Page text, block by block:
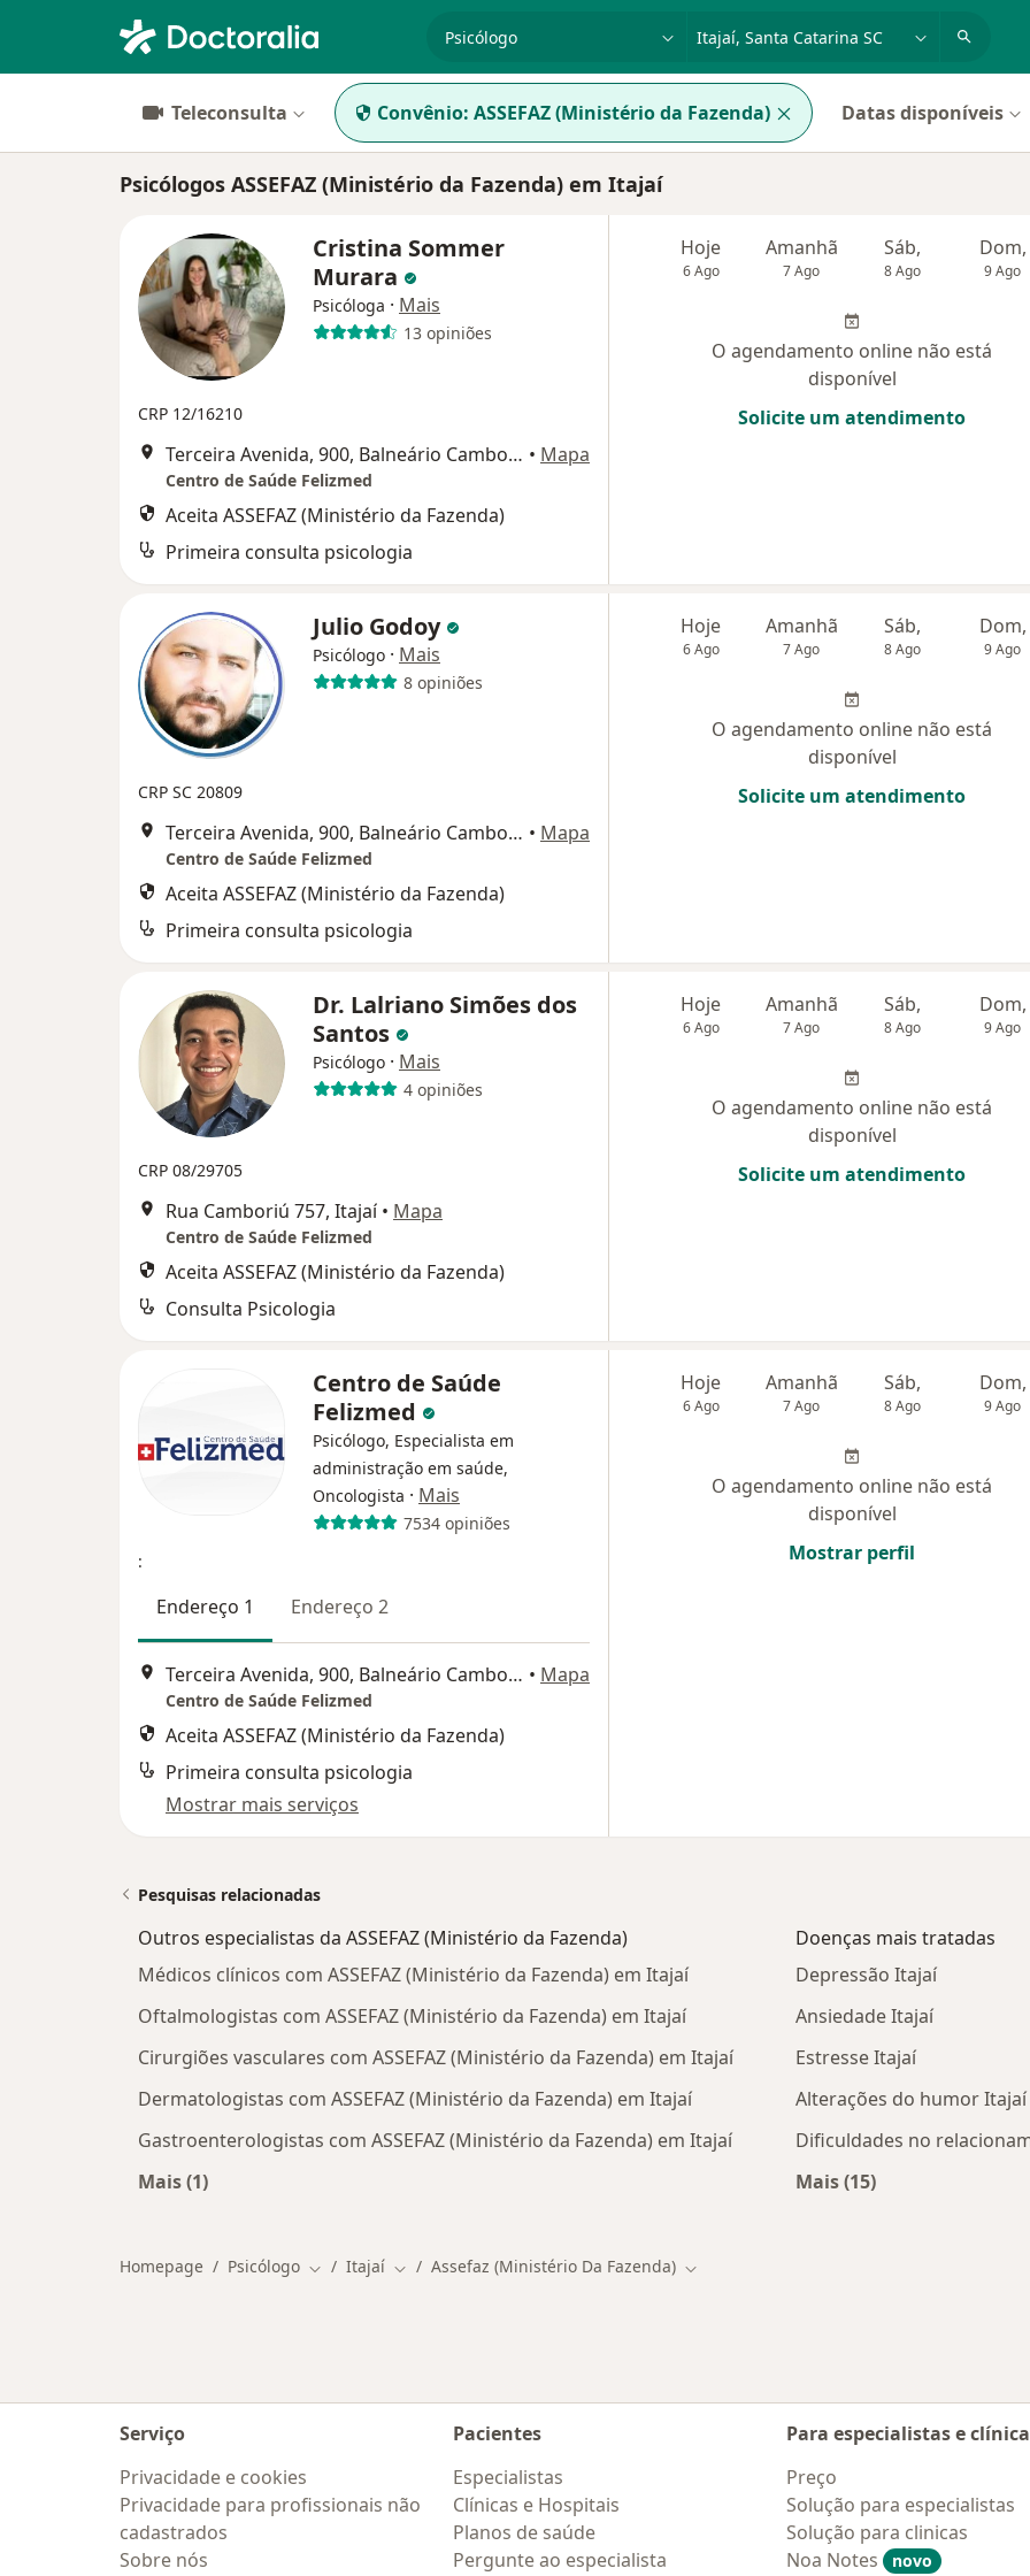
especialidade, doença ou nomecidade ou região
Teleconsulta Convênio: ASSEFAZ (Ministério da Fazenda) Datas disponíveis
Psicólogos ASSEFAZ (Ministério da Fazenda) em Itajaí
Cristina Sommer
Murara
Psicóloga · Mais
13 opiniões
CRP 12/16210
Terceira Avenida, 900, Balneário Camboriú • Mapa
Centro de Saúde Felizmed
Aceita ASSEFAZ (Ministério da Fazenda)
Primeira consulta psicologia
Hoje
6 Ago
Amanhã
7 Ago
Sáb,
8 Ago
Dom,
9 Ago
O agendamento online não está
disponível
Solicite um atendimento
Julio Godoy
Psicólogo · Mais
8 opiniões
CRP SC 20809
Terceira Avenida, 900, Balneário Camboriú • Mapa
Centro de Saúde Felizmed
Aceita ASSEFAZ (Ministério da Fazenda)
Primeira consulta psicologia
Hoje
6 Ago
Amanhã
7 Ago
Sáb,
8 Ago
Dom,
9 Ago
O agendamento online não está
disponível
Solicite um atendimento
Dr. Lalriano Simões dos
Santos
Psicólogo · Mais
4 opiniões
CRP 08/29705
Rua Camboriú 757, Itajaí • Mapa
Centro de Saúde Felizmed
Aceita ASSEFAZ (Ministério da Fazenda)
Consulta Psicologia
Hoje
6 Ago
Amanhã
7 Ago
Sáb,
8 Ago
Dom,
9 Ago
O agendamento online não está
disponível
Solicite um atendimento
Centro de Saúde
Felizmed
Psicólogo, Especialista em
administração em saúde,
Oncologista · Mais
7534 opiniões
:
Endereço 1 Endereço 2
Terceira Avenida, 900, Balneário Camboriú • Mapa
Centro de Saúde Felizmed
Aceita ASSEFAZ (Ministério da Fazenda)
Primeira consulta psicologia
Mostrar mais serviços
Hoje
6 Ago
Amanhã
7 Ago
Sáb,
8 Ago
Dom,
9 Ago
O agendamento online não está
disponível
Mostrar perfil
Pesquisas relacionadas
Outros especialistas da ASSEFAZ (Ministério da Fazenda)
Médicos clínicos com ASSEFAZ (Ministério da Fazenda) em Itajaí
Oftalmologistas com ASSEFAZ (Ministério da Fazenda) em Itajaí
Cirurgiões vasculares com ASSEFAZ (Ministério da Fazenda) em Itajaí
Dermatologistas com ASSEFAZ (Ministério da Fazenda) em Itajaí
Gastroenterologistas com ASSEFAZ (Ministério da Fazenda) em Itajaí
Mais (1)
Doenças mais tratadas
Depressão Itajaí
Ansiedade Itajaí
Estresse Itajaí
Alterações do humor Itajaí
Dificuldades no
Mais (15)
Homepage Psicólogo Mudar de cidade
Itajaí Mudar de cidade
Assefaz (Ministério Da Fazenda) Mudar de cidade
Serviço
Privacidade e cookies
Privacidade para profissionais não
cadastrados
Sobre nós
Pacientes
Especialistas
Clínicas e Hospitais
Planos de saúde
Pergunte ao especialista
Para especialistas e
Preço
Solução para especialistas
Solução para clinicas
Noa Notes
novo